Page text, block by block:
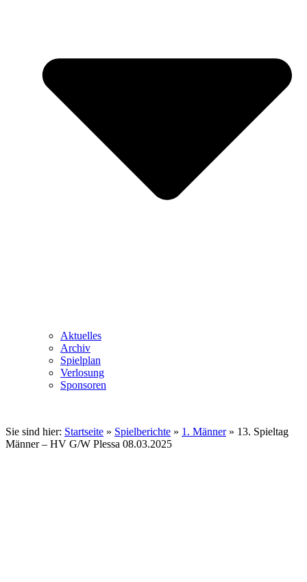
Aktuelles
Archiv
Spielplan
Verlosung
Sponsoren
Sie sind hier: Startseite » Spielberichte » 1. Männer» 13. Spieltag
Männer – HV G/W Plessa 08.03.2025